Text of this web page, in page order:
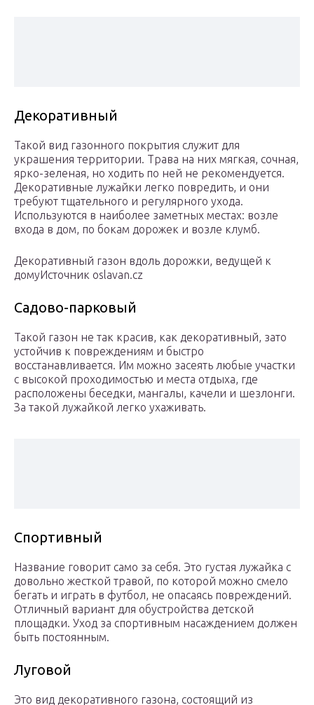
Декоративный
Такой вид газонного покрытия служит для
украшения территории. Трава на них мягкая, сочная,
ярко-зеленая, но ходить по ней не рекомендуется.
Декоративные лужайки легко повредить, и они
требуют тщательного и регулярного ухода.
Используются в наиболее заметных местах: возле
входа в дом, по бокам дорожек и возле клумб.
Декоративный газон вдоль дорожки, ведущей к
домуИсточник oslavan.cz
Садово-парковый
Такой газон не так красив, как декоративный, зато
устойчив к повреждениям и быстро
восстанавливается. Им можно засеять любые участки
с высокой проходимостью и места отдыха, где
расположены беседки, мангалы, качели и шезлонги.
За такой лужайкой легко ухаживать.
Спортивный
Название говорит само за себя. Это густая лужайка с
довольно жесткой травой, по которой можно смело
бегать и играть в футбол, не опасаясь повреждений.
Отличный вариант для обустройства детской
площадки. Уход за спортивным насаждением должен
быть постоянным.
Луговой
Это вид декоративного газона, состоящий из